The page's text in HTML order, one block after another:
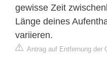
gewisse Zeit
Länge deines
variieren.
Antrag auf Entfernung der